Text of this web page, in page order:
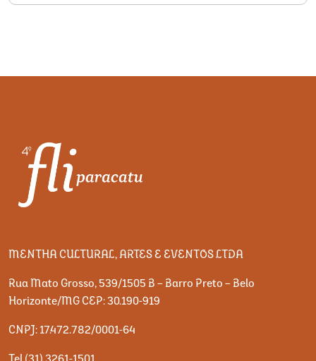
MENTHA CULTURAL, ARTES E EVENTOS LTDA
Rua Mato Grosso, 539/1505 B – Barro Preto – Belo
Horizonte/MG CEP: 30.190-919
CNPJ: 17.472.782/0001-64